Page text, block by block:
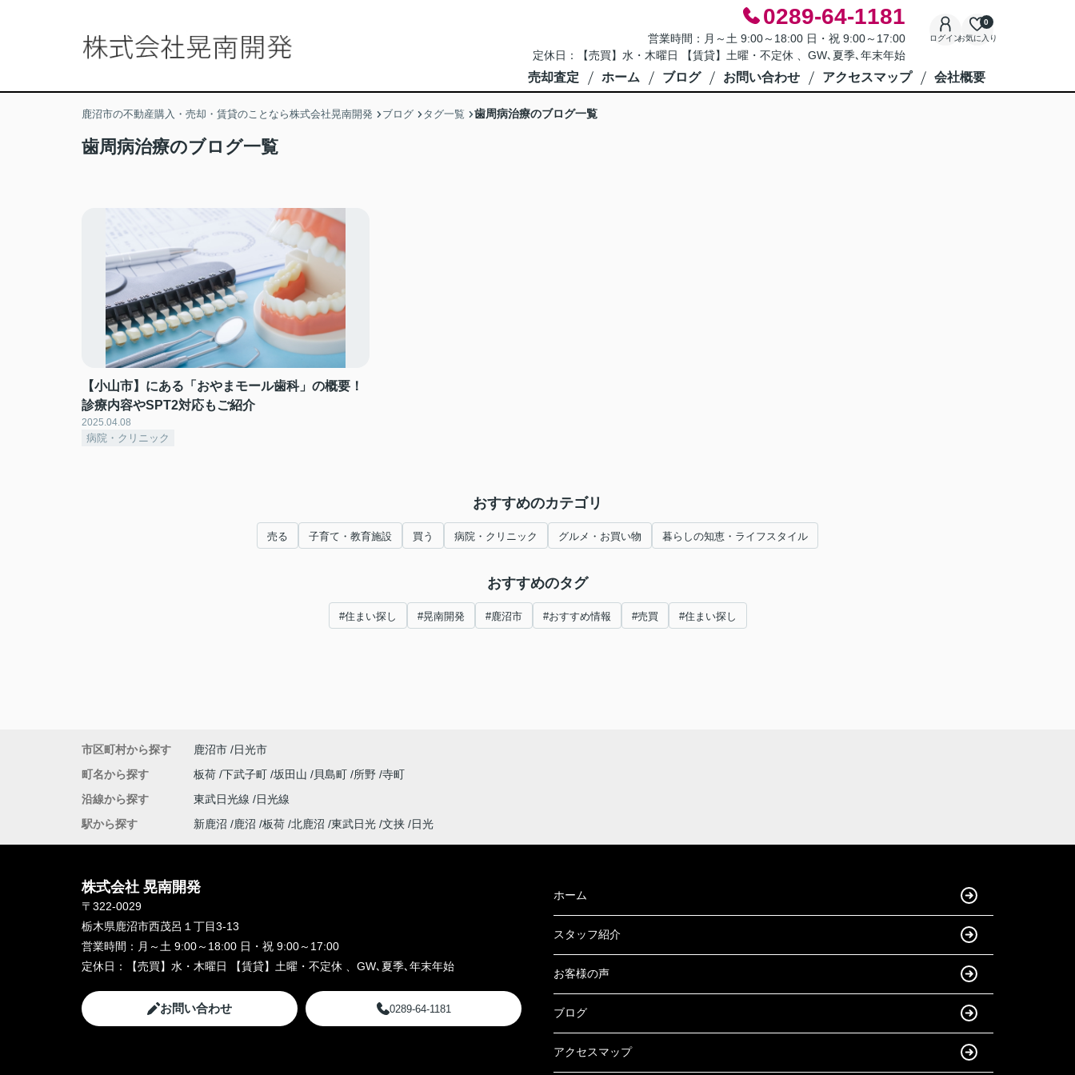
0289-64-1181
営業時間：月～土 9:00～18:00 日・祝 9:00～17:00
定休日：【売買】水・木曜日 【賃貸】土曜・不定休 、GW､夏季､年末年始
ログインお気に入り
0
売却査定 ホーム ブログ お問い合わせ アクセスマップ 会社概要
鹿沼市の不動産購入・売却・賃貸のことなら株式会社晃南開発 ブログ タグ一覧 歯周病治療のブログ一覧
歯周病治療のブログ一覧
【小山市】にある「おやまモール歯科」の概要！
診療内容やSPT2対応もご紹介
2025.04.08
病院・クリニック
おすすめのカテゴリ
売る 子育て・教育施設 買う 病院・クリニック グルメ・お買い物 暮らしの知恵・ライフスタイル
おすすめのタグ
#住まい探し #晃南開発 #鹿沼市 #おすすめ情報 #売買 #住まい探し
市区町村から探す 鹿沼市
日光市
町名から探す
板荷 下武子町 坂田山 貝島町 所野 寺町
沿線から探す
東武日光線
日光線
駅から探す
新鹿沼 鹿沼 板荷 北鹿沼 東武日光 文挟 日光
株式会社 晃南開発
〒322-0029
栃木県鹿沼市西茂呂１丁目3-13
営業時間： 月～土 9:00～18:00 日・祝 9:00～17:00
定休日：
【売買】水・木曜日 【賃貸】土曜・不定休 、GW､夏季､年末年始
お問い合わせ 0289-64-1181
ホーム
スタッフ紹介
お客様の声
ブログ
アクセスマップ